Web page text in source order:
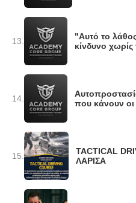
13.
"Αυτό το
κίνδυνο
14.
που κάνουν οι
15.
TACTICAL
ΛΑΡΙΣΑ